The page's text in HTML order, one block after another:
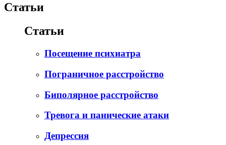
Статьи
Статьи
Посещение психиатра
Пограничное расстройство
Биполярное расстройство
Тревога и панические атаки
Депрессия